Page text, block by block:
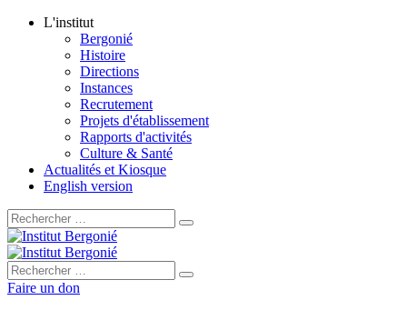
L'institut
Bergonié
Histoire
Directions
Instances
Recrutement
Projets d'établissement
Rapports d'activités
Culture & Santé
Actualités et Kiosque
English version
Rechercher :
Rechercher :
Faire un don